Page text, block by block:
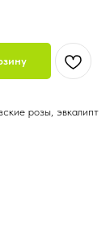
розы, эвкалипт